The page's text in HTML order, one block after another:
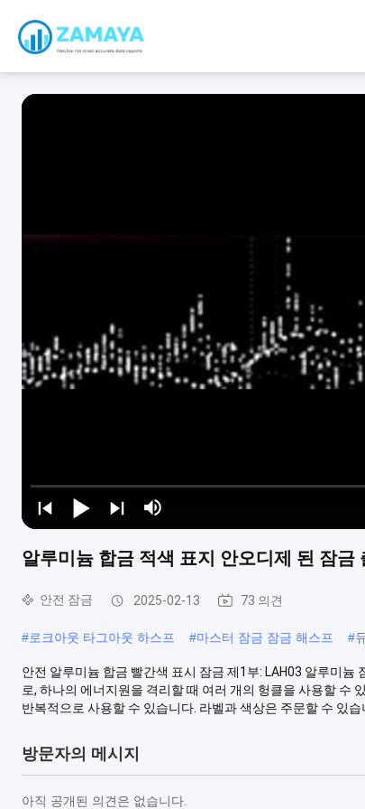
알루미늄 합금 적색 표지 안오디제 된 잠금
안전 잠금 2025-02-13 73 의견
#로크아웃 타그아웃 하스프 #마스터 잠금 잠금 해스프 #
안전 알루미늄 합금 빨간색 표시 잠금 제1부: LAH03 알루미
로, 하나의 에너지원을 격리할 때 여러 개의 헝클을 사용할 수
반복적으로 사용할 수 있습니다. 라벨과 색상은 주문할 수 있습
방문자의 메시지
아직 공개된 의견은 없습니다.